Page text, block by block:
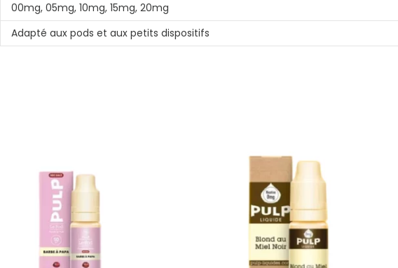
00mg, 05mg, 10mg, 15mg, 20mg
Adapté aux pods et aux petits dispositifs